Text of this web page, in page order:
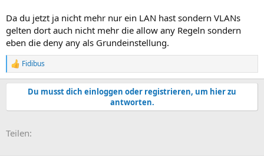
Da du jetzt ja nicht mehr nur ein LAN hast sondern VLANs
gelten dort auch nicht mehr die allow any Regeln sondern
eben die deny any als Grundeinstellung.
R
e
a
n
Fidibus
Du musst dich einloggen oder registrieren, um hier zu
antworten.
Teilen: